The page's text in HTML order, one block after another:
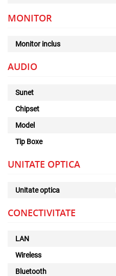
MONITOR
Monitor inclus
AUDIO
Sunet
Chipset
Model
Tip Boxe
UNITATE OPTICA
Unitate optica
CONECTIVITATE
LAN
Wireless
Bluetooth